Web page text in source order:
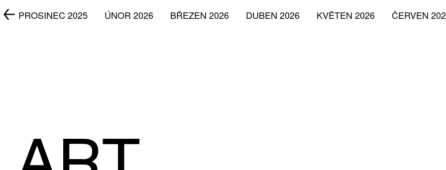
ČERVEN
KVĚTEN 2026
DUBEN 2026
BŘEZEN 2026
ÚNOR 2026
PROSINEC 2025